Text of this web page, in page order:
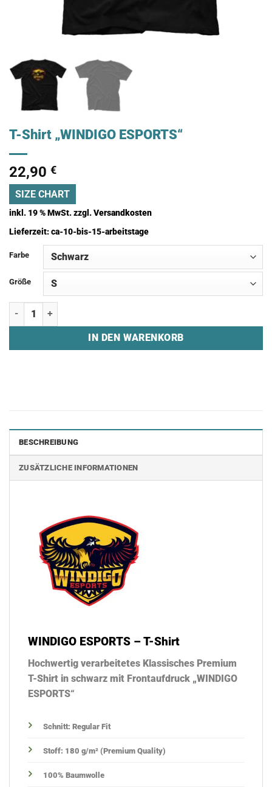
T-Shirt „WINDIGO ESPORTS“
22,90 €
SIZE CHART
inkl. 19 % MwSt.zzgl.Versandkosten
Lieferzeit:ca-10-bis-15-arbeitstage
Farbe
Größe
T-Shirt "WINDIGO ESPORTS" Menge
IN DEN WARENKORB
BESCHREIBUNG
ZUSÄTZLICHE INFORMATIONEN
WINDIGO ESPORTS – T-Shirt
Hochwertig verarbeitetes Klassisches Premium
T-Shirt in schwarz mit Frontaufdruck „WINDIGO
ESPORTS“
Schnitt: Regular Fit
Stoff: 180 g/m² (Premium Quality)
100% Baumwolle